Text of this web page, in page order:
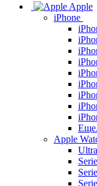
Apple
iPhone
Apple